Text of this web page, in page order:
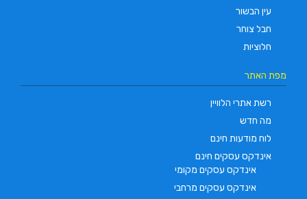
עין הבשור
חבל צוחר
חלוציות
מפת האתר
רשת אתרי הלוויין
מה חדש
לוח מודעות חינם
אינדקס עסקים חינם
אינדקס עסקים מקומי
אינדקס עסקים מרחבי